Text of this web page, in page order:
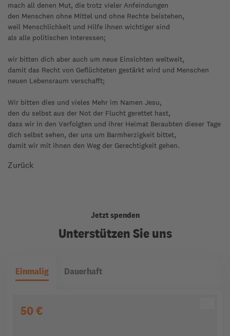
mach all denen Mut, die trotz vieler Anfeindungen
den Menschen ohne Mittel und ohne Rechte beistehen,
weil Menschlichkeit und Hilfe ihnen wichtiger sind
als alle politischen Interessen;
wir bitten dich aber auch um neue Einsichten weltweit,
damit das Recht von Geflüchteten gestärkt wird und Menschen
neuen Lebensraum verschafft;
Wir bitten dies und vieles Mehr im Namen Jesu,
den du selbst aus der Not der Flucht gerettet hast,
dass wir in den Verfolgten und ihrer Heimat Beraubten dieser Tage
dich selbst sehen, der uns um Barmherzigkeit bittet,
damit wir mit ihnen den Weg der Gerechtigkeit gehen.
Zurück
Jetzt spenden
Unterstützen Sie uns
Einmalig Dauerhaft
50 €